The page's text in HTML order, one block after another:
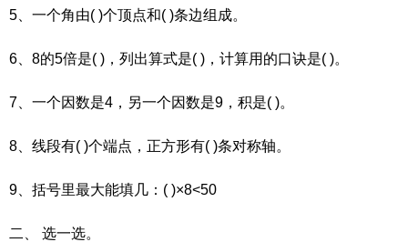
5、一个角由( )个顶点和( )条边组成。
6、8的5倍是( )，列出算式是( )，计算用的口诀是( )。
7、一个因数是4，另一个因数是9，积是( )。
8、线段有( )个端点，正方形有( )条对称轴。
9、括号里最大能填几：( )×8<50
二、 选一选。